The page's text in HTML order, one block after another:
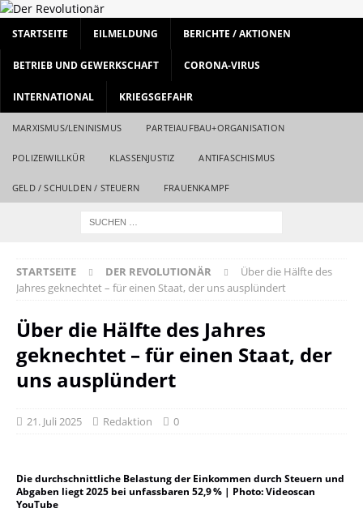
STARTSEITE EILMELDUNG BERICHTE / AKTIONEN
BETRIEB UND GEWERKSCHAFT CORONA-VIRUS
INTERNATIONAL KRIEGSGEFAHR
MARXISMUS/LENINISMUS PARTEIAUFBAU+ORGANISATION
POLIZEIWILLKÜR KLASSENJUSTIZ ANTIFASCHISMUS
GELD / SCHULDEN / STEUERN FRAUENKAMPF
STARTSEITE DER REVOLUTIONÄR
Über die Hälfte des
Jahres geknechtet – für einen Staat, der uns ausplündert
Über die Hälfte des Jahres
geknechtet – für einen Staat, der
uns ausplündert
21. Juli 2025 Redaktion 0
Die durchschnittliche Belastung der Einkommen durch Steuern und
Abgaben liegt 2025 bei unfassbaren 52,9 % | Photo: Videoscan
YouTube